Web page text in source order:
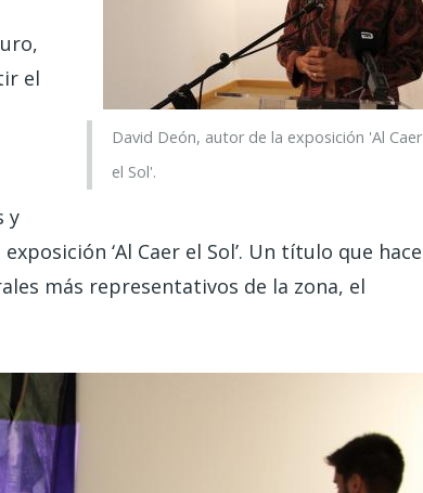
David Deón, autor de la exposición 'Al Caer
el Sol'.
el
y
‘Al Caer el Sol’. Un título que hace
más representativos de la zona, el